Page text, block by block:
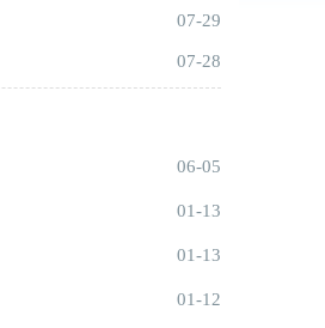
07-29
07-28
06-05
01-13
01-13
01-12